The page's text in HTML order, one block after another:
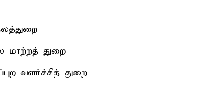
மாற்றத் துறை
வளர்ச்சித் துறை